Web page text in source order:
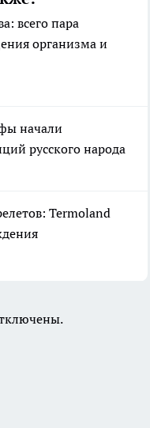
всего пара
организма и
начали
русского народа
Termoland